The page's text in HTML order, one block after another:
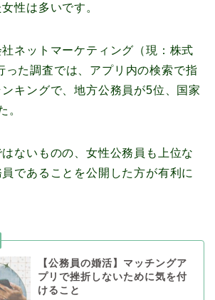
性は多いです。
ネットマーケティング（現：株式
った調査では、アプリ内の検索で指
キングで、地方公務員が5位、国家
。
ないものの、女性公務員も上位な
であることを公開した方が有利に
【公務員の婚活】マッチングア
プリで挫折しないために気を付
けること